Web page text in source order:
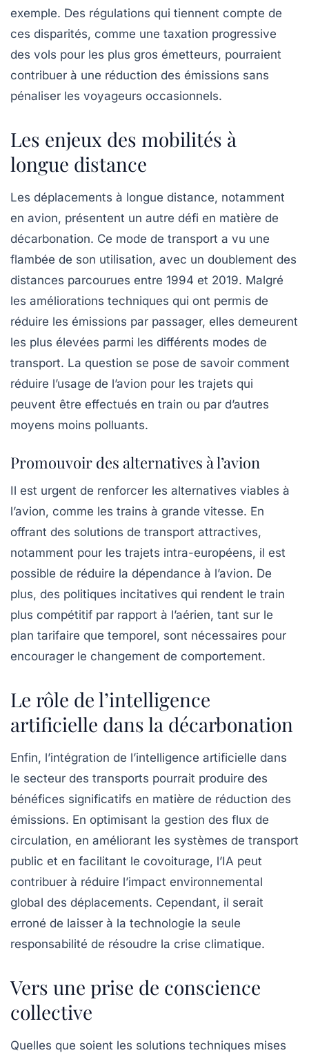
exemple. Des régulations qui tiennent compte de
ces disparités, comme une taxation progressive
des vols pour les plus gros émetteurs, pourraient
contribuer à une réduction des émissions sans
pénaliser les voyageurs occasionnels.
Les enjeux des mobilités à
longue distance
Les déplacements à longue distance, notamment
en avion, présentent un autre défi en matière de
décarbonation. Ce mode de transport a vu une
flambée de son utilisation, avec un doublement des
distances parcourues entre 1994 et 2019. Malgré
les améliorations techniques qui ont permis de
réduire les émissions par passager, elles demeurent
les plus élevées parmi les différents modes de
transport. La question se pose de savoir comment
réduire l’usage de l’avion pour les trajets qui
peuvent être effectués en train ou par d’autres
moyens moins polluants.
Promouvoir des alternatives à l’avion
Il est urgent de renforcer les alternatives viables à
l’avion, comme les trains à grande vitesse. En
offrant des solutions de transport attractives,
notamment pour les trajets intra-européens, il est
possible de réduire la dépendance à l’avion. De
plus, des politiques incitatives qui rendent le train
plus compétitif par rapport à l’aérien, tant sur le
plan tarifaire que temporel, sont nécessaires pour
encourager le changement de comportement.
Le rôle de l’intelligence
artificielle dans la décarbonation
Enfin, l’intégration de l’intelligence artificielle dans
le secteur des transports pourrait produire des
bénéfices significatifs en matière de réduction des
émissions. En optimisant la gestion des flux de
circulation, en améliorant les systèmes de transport
public et en facilitant le covoiturage, l’IA peut
contribuer à réduire l’impact environnemental
global des déplacements. Cependant, il serait
erroné de laisser à la technologie la seule
responsabilité de résoudre la crise climatique.
Vers une prise de conscience
collective
Quelles que soient les solutions techniques mises